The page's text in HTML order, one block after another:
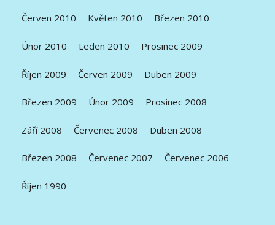
Červen 2010 Květen 2010 Březen 2010
Únor 2010 Leden 2010 Prosinec 2009
Říjen 2009 Červen 2009 Duben 2009
Březen 2009 Únor 2009 Prosinec 2008
Září 2008 Červenec 2008 Duben 2008
Březen 2008 Červenec 2007 Červenec 2006
Říjen 1990